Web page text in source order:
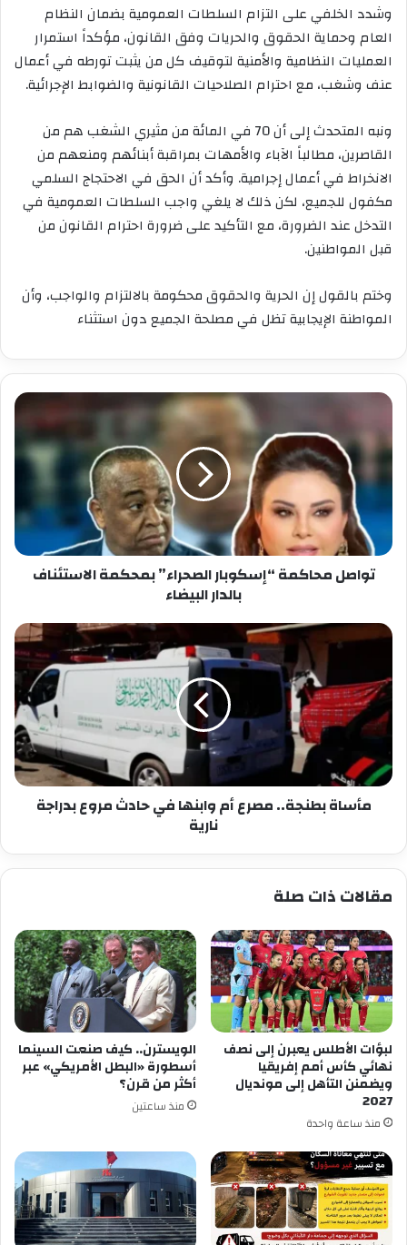
وشدد الخلفي على التزام السلطات العمومية بضمان النظام
العام وحماية الحقوق والحريات وفق القانون، مؤكداً استمرار
العمليات النظامية والأمنية لتوقيف كل من يثبت تورطه في أعمال
عنف وشغب، مع احترام الصلاحيات القانونية والضوابط الإجرائية.
ونبه المتحدث إلى أن 70 في المائة من مثيري الشغب هم من
القاصرين، مطالباً الآباء والأمهات بمراقبة أبنائهم ومنعهم من
الانخراط في أعمال إجرامية. وأكد أن الحق في الاحتجاج السلمي
مكفول للجميع، لكن ذلك لا يلغي واجب السلطات العمومية في
التدخل عند الضرورة، مع التأكيد على ضرورة احترام القانون من
قبل المواطنين.
وختم بالقول إن الحرية والحقوق محكومة بالالتزام والواجب، وأن
المواطنة الإيجابية تظل في مصلحة الجميع دون استثناء
تواصل
“إسكوبار
الصحراء”
بمحكمة
الاستئناف
بالدار
البيضاء
تواصل محاكمة “إسكوبار الصحراء” بمحكمة الاستئناف
بالدار البيضاء
مأساة
أم
وابنها
في
مروع
بدراجة
مأساة بطنجة.. مصرع أم وابنها في حادث مروع بدراجة
نارية
مقالات ذات صلة
لبؤات الأطلس يعبرن إلى نصف
نهائي كأس أمم إفريقيا
ويضمنن التأهل إلى مونديال
2027
منذ ساعة واحدة
الويسترن.. كيف صنعت السينما
أسطورة «البطل الأمريكي» عبر
أكثر من قرن؟
منذ ساعتين